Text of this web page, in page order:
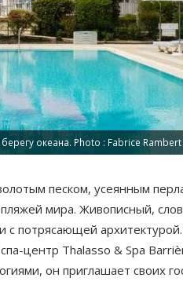
океана. Photo : Fabrice Rambert
песком, усеянным
мира. Живописный,
с потрясающей
центр Thalasso & Spa
он приглашает своих